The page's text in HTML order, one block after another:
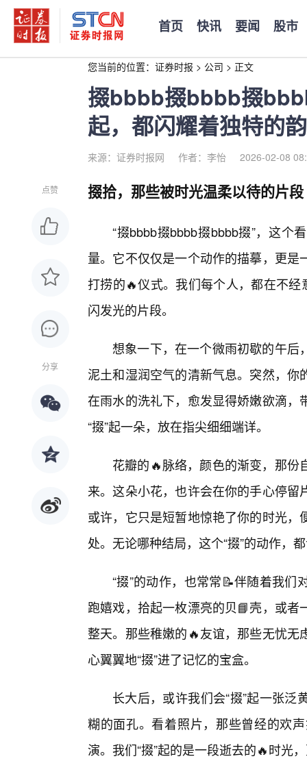
首页 快讯 要闻 股市
您当前的位置： 证券时报 > 公司 > 正文
掇bbbb掇bbbb掇
起，都闪耀着独特的
来源：证券时报网 作者：李怡 2026-02-08
点赞
分享
掇拾，那些被时光温柔以待的片段
“掇bbbb掇bbbb掇bbbb掇”，这个
量。它不仅仅是一个动作的描摹，更
打捞的🔥仪式。我们每个人，都在不
闪发光的片段。
想象一下，在一个微雨初歇的午后
泥土和湿润空气的清新气息。突然，
在雨水的洗礼下，愈发显得娇嫩欲滴
“掇”起一朵，放在指尖细细端详。
花瓣的🔥脉络，颜色的渐变，那
来。这朵小花，也许会在你的手心停
或许，它只是短暂地惊艳了你的时光
处。无论哪种结局，这个“掇”的动作，
“掇”的动作，也常常📝伴随着我
跑嬉戏，拾起一枚漂亮的贝📘壳，或
整天。那些稚嫩的🔥友谊，那些无忧
心翼翼地“掇”进了记忆的宝盒。
长大后，或许我们会“掇”起一张
糊的面孔。看着照片，那些曾经的欢
演。我们“掇”起的是一段逝去的🔥时光